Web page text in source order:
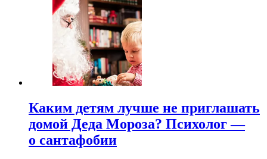
Каким детям лучше не приглашать
домой Деда Мороза? Психолог —
о сантафобии